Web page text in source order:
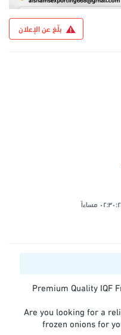
بلّغ عن الإعلان
​🧅 Premium Quality
​Are you looking for a
frozen onions for